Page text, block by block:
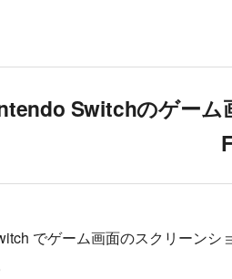
Switchのゲーム
でゲーム画面のスクリーンシ